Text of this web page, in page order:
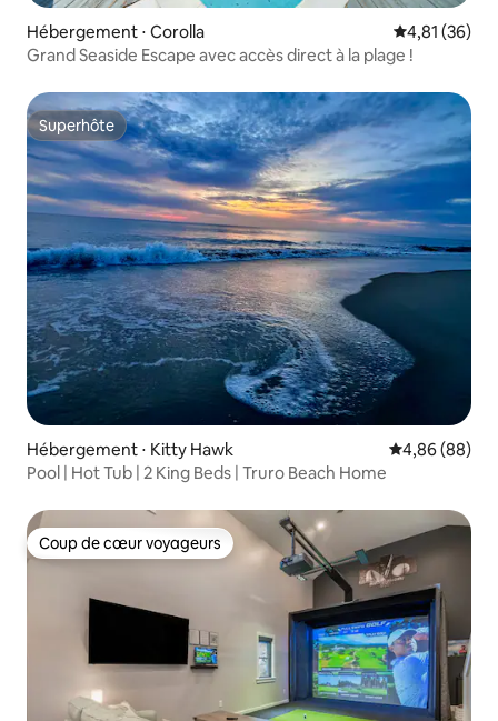
Hébergement ⋅ Corolla Évaluation
4,81 (36)
Grand Seaside Escape avec accès direct à la plage !
Superhôte
Superhôte
Hébergement ⋅ Kitty Hawk Évaluation
4,86 (88)
Pool | Hot Tub | 2 King Beds | Truro Beach Home
Coup de cœur voyageurs
Coup de cœur voyageurs